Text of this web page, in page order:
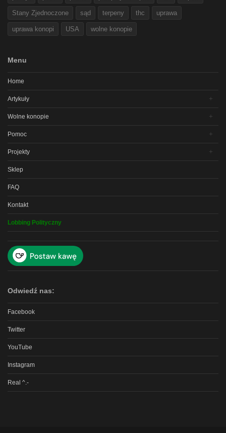
Stany Zjednoczone sąd terpeny thc uprawa
uprawa konopi USA wolne konopie
Menu
Home
Artykuły
Wolne konopie
Pomoc
Projekty
Sklep
FAQ
Kontakt
Lobbing Polityczny
Odwiedź nas:
Facebook
Twitter
YouTube
Instagram
Real ^.-